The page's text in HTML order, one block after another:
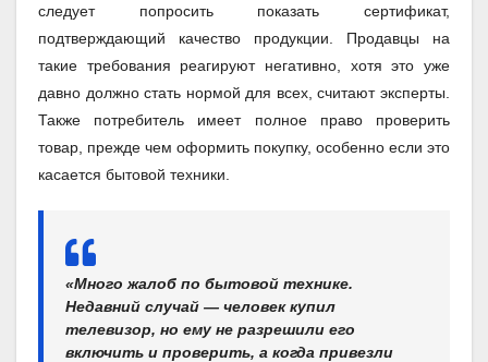
следует попросить показать сертификат,
подтверждающий качество продукции. Продавцы на
такие требования реагируют негативно, хотя это уже
давно должно стать нормой для всех, считают эксперты.
Также потребитель имеет полное право проверить
товар, прежде чем оформить покупку, особенно если это
касается бытовой техники.
«Много жалоб по бытовой технике.
Недавний случай — человек купил
телевизор, но ему не разрешили его
включить и проверить, а когда привезли